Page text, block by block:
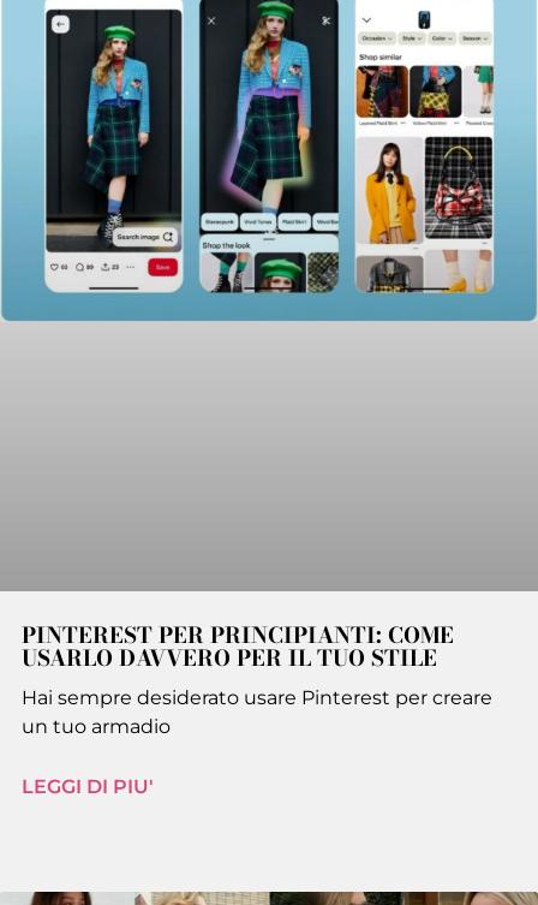
PINTEREST PER PRINCIPIANTI: COME
USARLO DAVVERO PER IL TUO STILE
Hai sempre desiderato usare Pinterest per creare
un tuo armadio
LEGGI DI PIU'